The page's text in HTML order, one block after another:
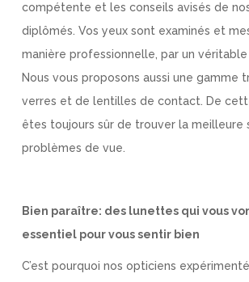
compétente et les conseils avisés de
diplômés. Vos yeux sont examinés et
manière professionnelle, par un
Nous vous proposons aussi une gamme
verres et de lentilles de contact. De
êtes toujours sûr de trouver la meilleure
problèmes de vue.
Bien paraître: des lunettes qui vous
essentiel pour vous sentir bien
C’est pourquoi nos opticiens